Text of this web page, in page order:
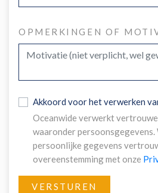
OPMERKINGEN OF
Akkoord voor het verwerken
Oceanwide verwerkt
waaronder persoonsgegevens.
persoonlijke gegevens
overeenstemming met onze
VERSTUREN